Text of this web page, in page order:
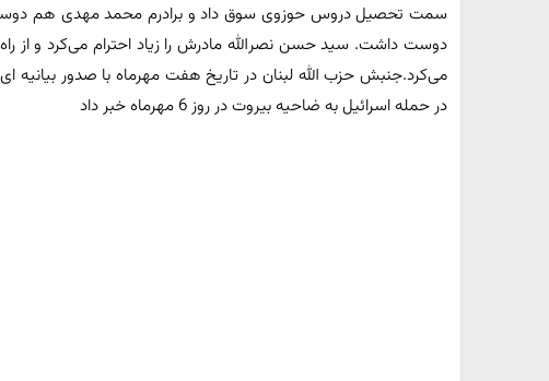
سمت تحصیل دروس حوزوی سوق داد و برادرم محمد مهدی هم دوست
دوست داشت. سید حسن نصرالله مادرش را زیاد احترام می‌کرد و از
می‌کرد.جنبش حزب الله لبنان در تاریخ هفت مهرماه با صدور
در حمله اسرائیل به ضاحیه بیروت در روز 6 مهرماه خبر داد